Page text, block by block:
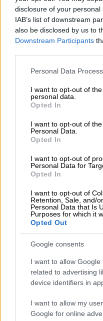
disclosure of your
IAB’s list of downstream
also be disclosed by us to
Downstream Participants
Please note that this
not limited to your visit or
grant or deny consent to
use your data for below
consent section.
Personal Data
I want to opt-out of
personal data.
Opted In
I want to opt-out of
Personal Data.
Opted In
I want to opt-out of
Personal Data for
Opted In
I want to opt-out of
Retention, Sale, and/
Personal Data that Is
Purposes for which it
Opted Out
Google consents
I want to allow
related to advertising
device identifiers in
I want to allow my
Google for online
Για όσους ζουν
περιοχών, η ESAθα
livestream)την
στο Τερουέλ της
έκλειψη;
έκλειψη ηλίουθα
Ισπανία, τη Βόρεια
Αραβία και την
2027.
Ηνωμένες
ευκαιρία να δουν
μέχρι τις 30
τότε, το μόνο
Αλάσκα.Θα πρέπει